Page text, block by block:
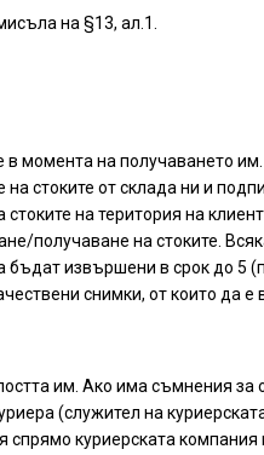
на §13, ал.1.
в момента на получаването
стоките от склада ни и
на територия на
получаване на стоките.
извършени в срок до 5
снимки, от които да е
им. Ако има съмнения за
(служител на
спрямо куриерската